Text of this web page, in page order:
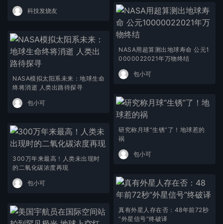
科技发烧友
NASA模拟太阳系未来：地球生命
终将消逝 人类出路待探寻
包小可
NASA用超算测出地球寿命 公元1
0000022021年万物终结
包小可
300万年来最高！人类未出现时
的二氧化碳浓度再现
包小可
研究称月球“生锈”了！地球惹的
祸
包小可
真有外星人存在否：48年前72秒
“外星信号”终破译